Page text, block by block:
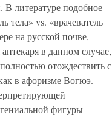
В литературе подобное
тела» vs. «врачеватель
на русской почве,
в данном случае,
отождествить с
в афоризме Вогюэ.
фигуры